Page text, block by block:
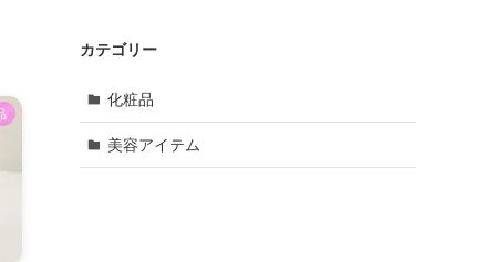
カテゴリー
化粧品
美容アイテム